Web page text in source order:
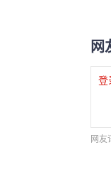
网
登
网友